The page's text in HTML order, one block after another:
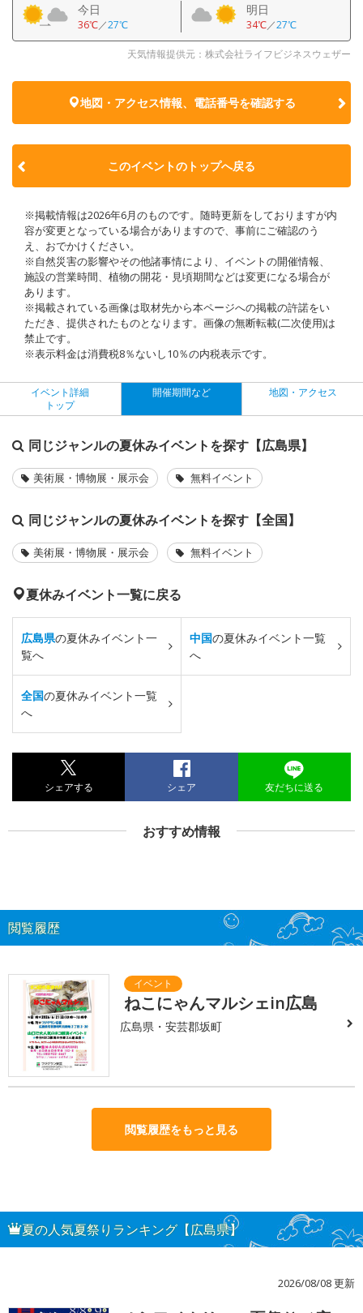
今日
36℃／27℃
明日
34℃／27℃
天気情報提供元：株式会社ライフビジネスウェザー
地図・アクセス情報、電話番号を確認する
このイベントのトップへ戻る
※掲載情報は2026年6月のものです。随時更新をしておりますが内
容が変更となっている場合がありますので、事前にご確認のう
え、おでかけください。
※自然災害の影響やその他諸事情により、イベントの開催情報、
施設の営業時間、植物の開花・見頃期間などは変更になる場合が
あります。
※掲載されている画像は取材先から本ページへの掲載の許諾をい
ただき、提供されたものとなります。画像の無断転載(二次使用)は
禁止です。
※表示料金は消費税8％ないし10％の内税表示です。
イベント詳細
トップ
開催期間など 地図・アクセス
同じジャンルの夏休みイベントを探す【広島県】
美術展・博物展・展示会 無料イベント
同じジャンルの夏休みイベントを探す【全国】
美術展・博物展・展示会 無料イベント
夏休みイベント一覧に戻る
広島県の夏休みイベント一
覧へ
中国の夏休みイベント一覧
へ
全国の夏休みイベント一覧
へ
シェアする シェア 友だちに送る
おすすめ情報
閲覧履歴
ねこにゃんマルシェin広島
広島県・安芸郡坂町
閲覧履歴をもっと見る
夏の人気夏祭りランキング【広島県】
2026/08/08 更新